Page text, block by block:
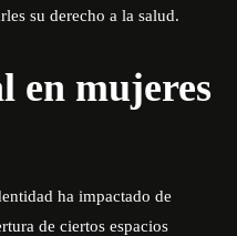
su derecho a la salud.
en mujeres
ha impactado de
de ciertos espacios